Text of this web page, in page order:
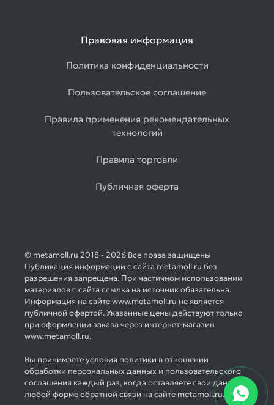
Правовая информация
Политика конфиденциальности
Пользовательское соглашение
Правила применения рекомендательных
технологий
Правила торговли
Публичная оферта
© metamoll.ru 2018 - 2026 Все права защищены
Публикация информации с сайта metamoll.ru без
разрешения запрещена. При частичном использовании
материалов с сайта ссылка на источник обязательна.
Информация на сайте www.metamoll.ru не является
публичной офертой. Указанные цены действуют только
при оформлении заказа через интернет-магазин
www.metamoll.ru.
Вы принимаете условия политики в отношении
обработки персональных данных и пользовательского
соглашения каждый раз, когда оставляете свои данные в
любой форме обратной связи на сайте metamoll.ru.